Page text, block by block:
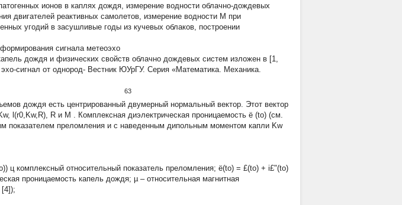
ионов в каплях дождя, измерение водности облачно-дождевых
двигателей реактивных самолетов, измерение водности M при
угодий в засушливые годы из кучевых облаков, построении
сигнала метеоэхо
дождя и физических свойств облачно дождевых систем изложен в [1,
сигнал от однород- Вестник ЮУрГУ. Серия «Математика. Механика.
1, С. 63–72
63
дождя есть центрированный двумерный нормальный вектор. Этот вектор
l(r0,Kw,R), R и M . Комплексная диэлектрическая проницаемость ё (to) (см.
показателем преломления и с наведенным дипольным моментом капли Kw
ц комплексный относительный показатель преломления; ё(to) = £(to) + i£"(to)
проницаемость капель дождя; µ – относительная магнитная